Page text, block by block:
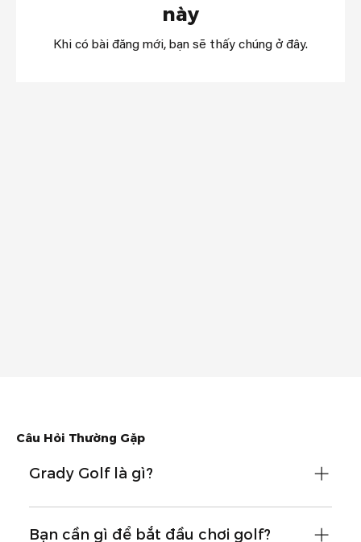
này
Khi có bài đăng mới, bạn sẽ thấy chúng ở đây.
Câu Hỏi Thường Gặp
Grady Golf là gì?
Grady Golf là thương hiệu golf được tạo ra dành riêng
cho người mới bắt đầu, với mục tiêu giúp môn golf trở
Bạn cần gì để bắt đầu chơi golf?